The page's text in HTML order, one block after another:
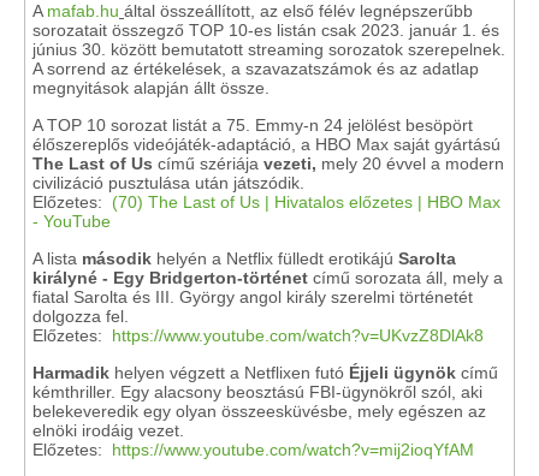
A mafab.hu által összeállított, az első félév legnépszerűbb
sorozatait összegző TOP 10-es listán csak 2023. január 1. és
június 30. között bemutatott streaming sorozatok szerepelnek.
A sorrend az értékelések, a szavazatszámok és az adatlap
megnyitások alapján állt össze.
A TOP 10 sorozat listát a 75. Emmy-n 24 jelölést besöpört
élőszereplős videójáték-adaptáció, a HBO Max saját gyártású
The Last of Us című szériája vezeti, mely 20 évvel a modern
civilizáció pusztulása után játszódik.
Előzetes: (70) The Last of Us | Hivatalos előzetes | HBO Max
- YouTube
A lista második helyén a Netflix fülledt erotikájú Sarolta
királyné - Egy Bridgerton-történet című sorozata áll, mely a
fiatal Sarolta és III. György angol király szerelmi történetét
dolgozza fel.
Előzetes: https://www.youtube.com/watch?v=UKvzZ8DlAk8
Harmadik helyen végzett a Netflixen futó Éjjeli ügynök című
kémthriller. Egy alacsony beosztású FBI-ügynökről szól, aki
belekeveredik egy olyan összeesküvésbe, mely egészen az
elnöki irodáig vezet.
Előzetes: https://www.youtube.com/watch?v=mij2ioqYfAM